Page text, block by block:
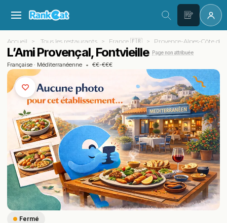
Accueil Tous les restaurants France 🇫🇷 Provence-Alpes-Côte
L’Ami Provençal, Fontvieille Page non attribuée
Française · Méditerranéenne • €€-€€€
Fermé